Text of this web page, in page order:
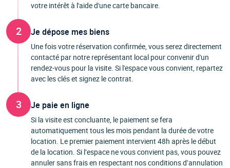
votre intérêt à l'aide d'une carte bancaire.
2 Je dépose mes biens
Une fois votre réservation confirmée, vous serez directement
contacté par notre représentant local pour convenir d'un
rendez-vous pour la visite. Si l'espace vous convient, repartez
avec les clés et signez le contrat.
3 Je paie en ligne
Si la visite est concluante, le paiement se fera
automatiquement tous les mois pendant la durée de votre
location. Le premier paiement intervient 48h après le début
de la location. Si l’espace ne vous convient pas, vous pouvez
annuler sans frais en respectant nos conditions d’annulation